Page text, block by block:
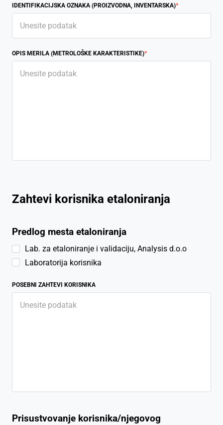
IDENTIFIKACIJSKA OZNAKA (PROIZVODNA, INVENTARSKA)*
OPIS MERILA (METROLOŠKE KARAKTERISTIKE)*
Zahtevi korisnika etaloniranja
Predlog mesta etaloniranja
Lab. za etaloniranje i validaciju, Analysis d.o.o
Laboratorija korisnika
POSEBNI ZAHTEVI KORISNIKA
Prisustvovanje korisnika/njegovog